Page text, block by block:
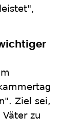
Ziel sei,
zu